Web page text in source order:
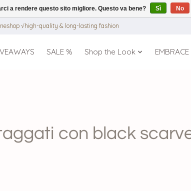
√high-quality & long-lasting fashion
SALE % Shop the Look EMBRACE
con black
a rendere questo sito migliore. Questo va bene? Sì No